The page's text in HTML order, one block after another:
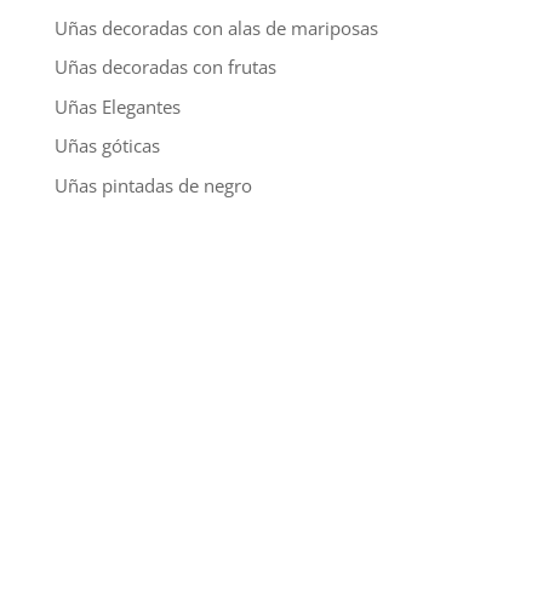
Uñas decoradas con alas de mariposas
Uñas decoradas con frutas
Uñas Elegantes
Uñas góticas
Uñas pintadas de negro